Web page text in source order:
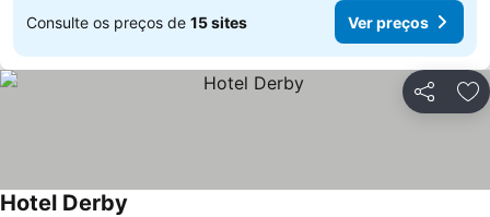
Consulte os preços de 15 sites Ver preços
Partilhar
Hotel Derby